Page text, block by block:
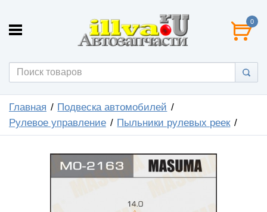
0
Главная
Подвеска автомобилей
Рулевое управление
Пыльники рулевых реек